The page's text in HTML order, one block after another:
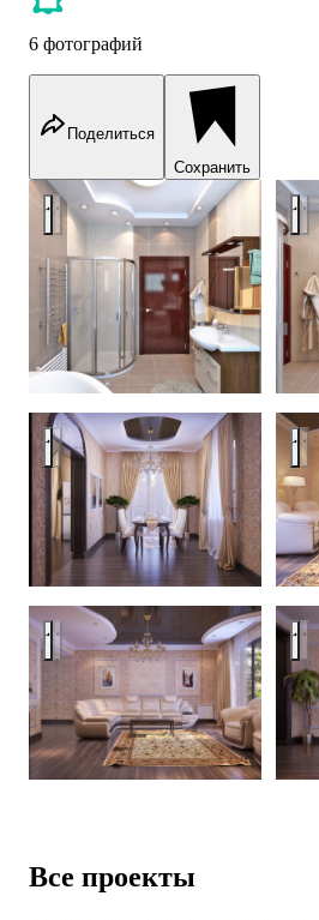
6 фотографий
Поделиться
Сохранить
Traditional living room interior
Traditional living room interior
Traditional living room interior
Все проекты